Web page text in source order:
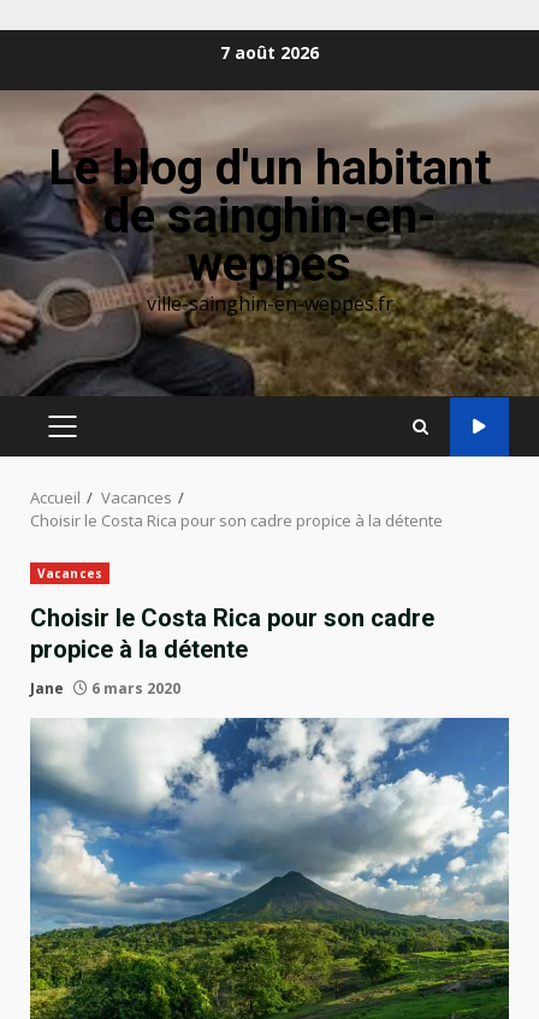
7 août 2026
Le blog d'un habitant
de sainghin-en-
weppes
ville-sainghin-en-weppes.fr
MENU
Accueil
Vacances
Choisir le Costa Rica pour son cadre propice à la détente
Vacances
Choisir le Costa Rica pour son cadre
propice à la détente
Jane 6 mars 2020